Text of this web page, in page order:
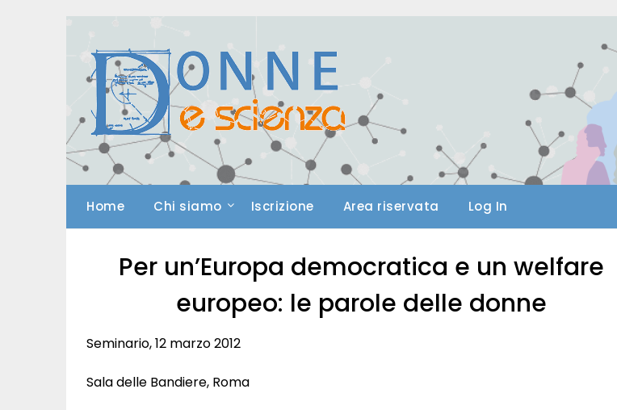
Home Chi siamo Iscrizione Area riservata Log In
Per un’Europa democratica e un welfare
europeo: le parole delle donne
Seminario, 12 marzo 2012
Sala delle Bandiere, Roma